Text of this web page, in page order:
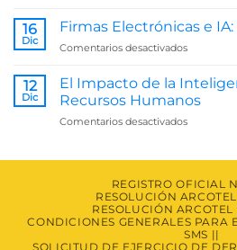
Atención
a
de
Derechos
los
16
Dic
Firmas Electrónicas e
Comentarios desactivadosen
e
IA:
Trabajando
12
Dic
El Impacto de la
Recursos Humanos
Comentarios desactivadosen
la
Artificial
en
Recursos
REGISTRO OFICIAL
RESOLUCIÓN
RESOLUCIÓN
CONDICIONES GENERALES PARA
SMS ||
SOLICITUD DE EJERCICIO DE